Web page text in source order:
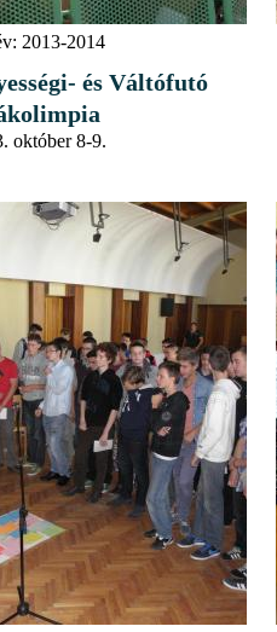
2013-2014
és Váltófutó
október 8-9.